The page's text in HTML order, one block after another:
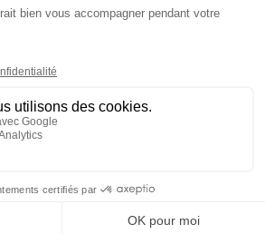
Mentions légales-CGV-Politique de
des cookies
Cedex 06